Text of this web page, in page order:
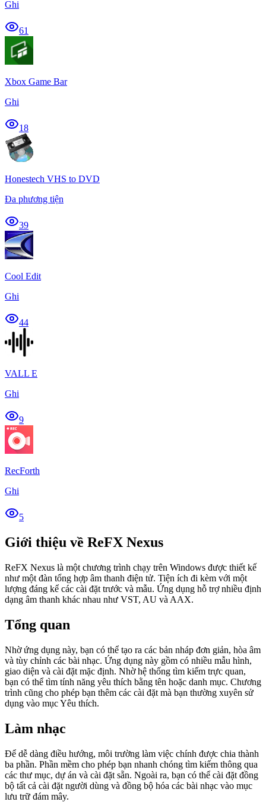
Ghi
61
Xbox Game Bar
Ghi
18
Honestech VHS to DVD
Đa phương tiện
39
Cool Edit
Ghi
44
VALL E
Ghi
9
RecForth
Ghi
5
Giới thiệu về ReFX Nexus
ReFX Nexus là một chương trình chạy trên Windows được thiết kế
như một đàn tổng hợp âm thanh điện tử. Tiện ích đi kèm với một
lượng đáng kể các cài đặt trước và mẫu. Ứng dụng hỗ trợ nhiều định
dạng âm thanh khác nhau như VST, AU và AAX.
Tổng quan
Nhờ ứng dụng này, bạn có thể tạo ra các bản nháp đơn giản, hòa âm
và tùy chỉnh các bài nhạc. Ứng dụng này gồm có nhiều mẫu hình,
giao diện và cài đặt mặc định. Nhờ hệ thống tìm kiếm trực quan,
bạn có thể tìm tính năng yêu thích bằng tên hoặc danh mục. Chương
trình cũng cho phép bạn thêm các cài đặt mà bạn thường xuyên sử
dụng vào mục Yêu thích.
Làm nhạc
Để dễ dàng điều hướng, môi trường làm việc chính được chia thành
ba phần. Phần mềm cho phép bạn nhanh chóng tìm kiếm thông qua
các thư mục, dự án và cài đặt sẵn. Ngoài ra, bạn có thể cài đặt đồng
bộ tất cả cài đặt người dùng và đồng bộ hóa các bài nhạc vào mục
lưu trữ đám mây.